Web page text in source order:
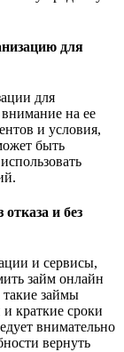
для
для
внимание на ее
и условия,
быть
и без
и сервисы,
займ онлайн
такие займы
краткие сроки
внимательно
вернуть